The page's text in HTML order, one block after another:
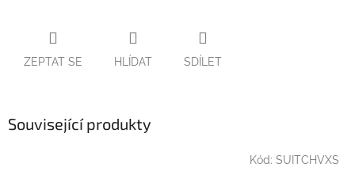
ZEPTAT SE HLÍDAT SDÍLET
Související produkty
Kód: SUITCHVXS